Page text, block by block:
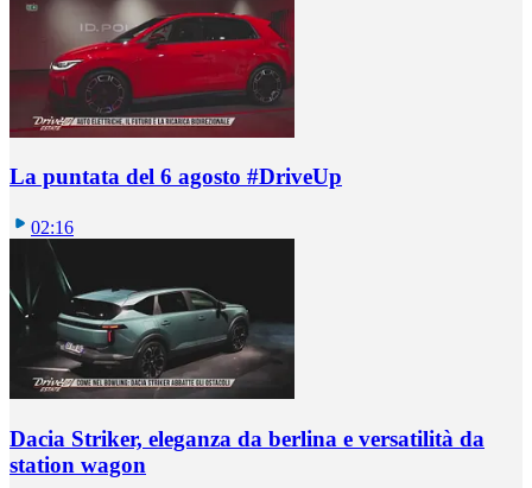
La puntata del 6 agosto #DriveUp
02:16
Dacia Striker, eleganza da berlina e versatilità da
station wagon